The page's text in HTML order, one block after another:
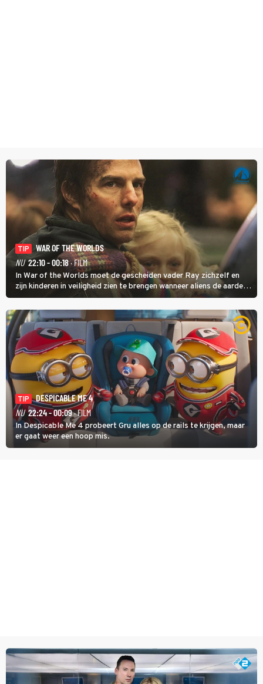
TIP
WAR OF THE WORLDS
NU 22:10 - 00:18· FILM
In War of the Worlds moet de gescheiden vader Ray zichzelf en
zijn kinderen in veiligheid zien te brengen wanneer aliens de aarde
aanvallen.
TIP
DESPICABLE ME 4
NU 22:24 - 00:09· FILM
In Despicable Me 4 probeert Gru alles op de rails te krijgen, maar
er gaat weer een hoop mis.